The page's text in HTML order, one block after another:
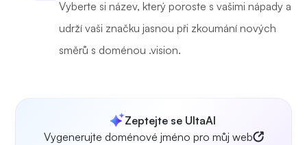
Vyberte si název, který poroste s vašimi nápady a
udrží vaši značku jasnou při zkoumání nových
směrů s doménou .vision.
Zeptejte se UltaAI
Vygenerujte doménové jméno pro můj web